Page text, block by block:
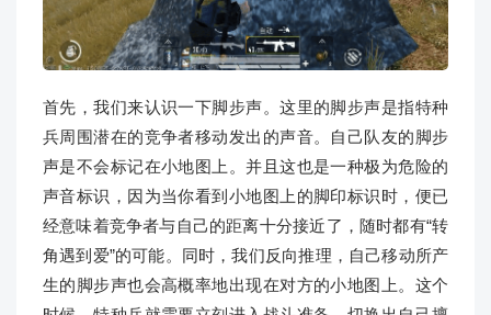
首先，我们来认识一下脚步声。这里的脚步声是指特种
兵周围潜在的竞争者移动发出的声音。自己队友的脚步
声是不会标记在小地图上。并且这也是一种极为危险的
声音标识，因为当你看到小地图上的脚印标识时，便已
经意味着竞争者与自己的距离十分接近了，随时都有“转
角遇到爱”的可能。同时，我们反向推理，自己移动所产
生的脚步声也会高概率地出现在对方的小地图上。这个